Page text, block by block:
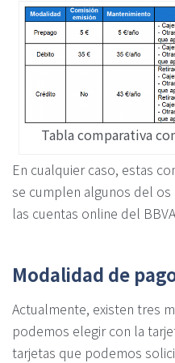
Tabla comparativa
En cualquier caso, estas
se cumplen algunos del
las cuentas online del
Modalidad de
Actualmente, existen tres
podemos elegir con la
tarjetas que podemos